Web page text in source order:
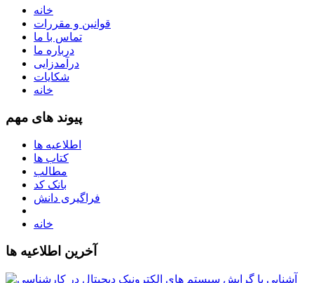
خانه
قوانین و مقررات
تماس با ما
درباره ما
درآمدزایی
شکایات
خانه
پیوند های مهم
اطلاعیه ها
کتاب ها
مطالب
بانک کد
فراگیری دانش
خانه
آخرین اطلاعیه ها